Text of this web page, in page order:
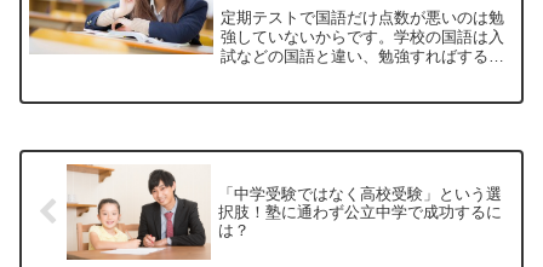
定期テストで国語だけ点数が悪いのは勉
強していないからです。学校の国語は入
試などの国語と違い、勉強すればするほ
「中学受験ではなく高校受験」という選
択肢！塾に通わず公立中学で成功するに
は？